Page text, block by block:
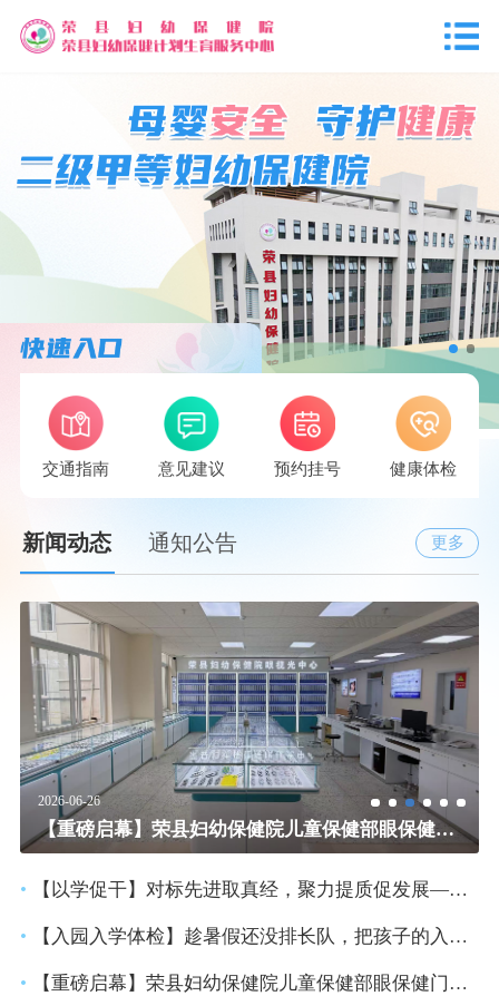
交通指南 意见建议 预约挂号 健康体检
新闻动态 更多
通知公告
2026-06-18
筑牢安全防线 护航医患平安——荣县妇幼保健院开展安全生产月活动
2026-07-10
【以学促干】对标先进取真经，聚力提质促发展——荣县妇幼保健院赴什邡市妇幼保健院开展交流学习
2026-07-10
【入园入学体检】趁暑假还没排长队，把孩子的入园入学体检先办了！
2026-06-26
【重磅启幕】荣县妇幼保健院儿童保健部眼保健门诊正式上线，一站式守护孩子明亮双眸
2026-06-18
荣县2026年上半年妇幼健康工作会暨母婴保健技术和妇幼健康培训会顺利召开
2026-06-18
四川省危重新生儿救治中心基层培训班·荣县站圆满节课
2026-06-18
筑牢安全防线 护航医患平安——荣县妇幼保健院开展安全生产月活动
2026-07-10
【以学促干】对标先进取真经，聚力提质促发展——荣县妇幼保健院赴什邡市妇幼保健院开展交流学习
• 【以学促干】对标先进取真经，聚力提质促发展——荣县妇幼保健院赴什邡市妇幼保健院开展交流学习
• 【入园入学体检】趁暑假还没排长队，把孩子的入园入学体检先办了！
• 【重磅启幕】荣县妇幼保健院儿童保健部眼保健门诊正式上线，一站式守护孩子明亮双眸